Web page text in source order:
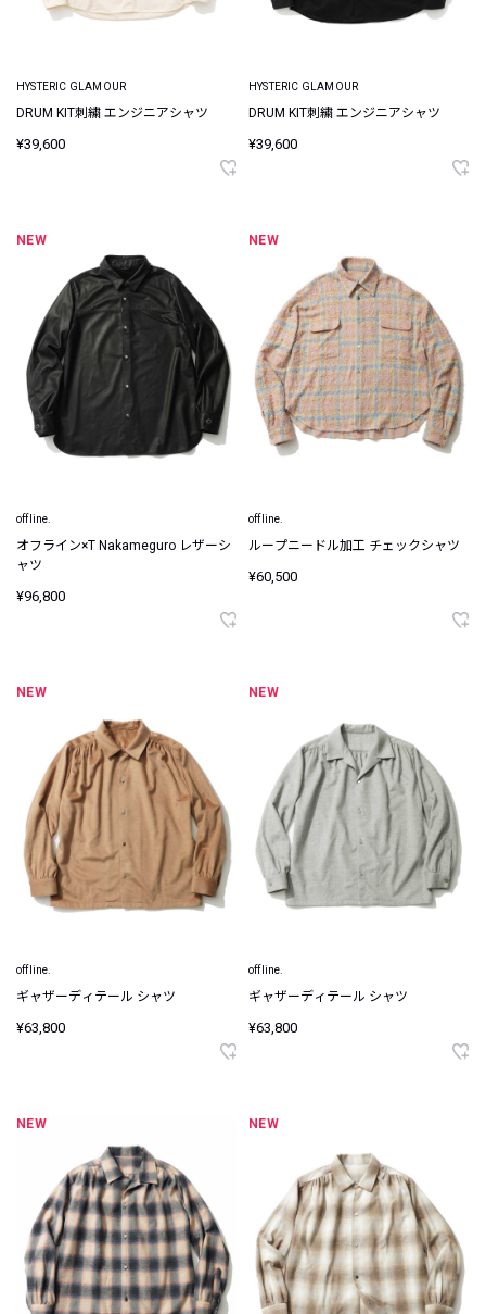
HYSTERIC GLAMOUR
DRUM KIT刺繍 エンジニアシャツ
¥39,600
HYSTERIC GLAMOUR
DRUM KIT刺繍 エンジニアシャツ
¥39,600
NEW
offline.
オフライン×T Nakameguro レザーシ
ャツ
¥96,800
NEW
offline.
ループニードル加工 チェックシャツ
¥60,500
NEW
offline.
ギャザーディテール シャツ
¥63,800
NEW
offline.
ギャザーディテール シャツ
¥63,800
NEW NEW